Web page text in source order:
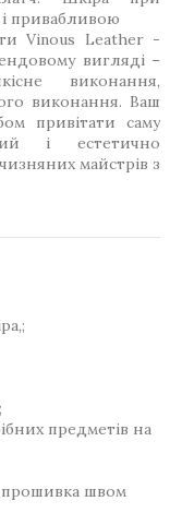
привабливою
Vinous Leather -
вигляді –
виконання,
виконання. Ваш
привітати саму
і естетично
майстрів з
предметів на
прошивка швом